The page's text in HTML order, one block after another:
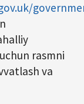
rasmni
va